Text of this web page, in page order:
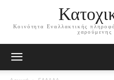
Κοινότητα Εναλλακτικής
χαρούμενης